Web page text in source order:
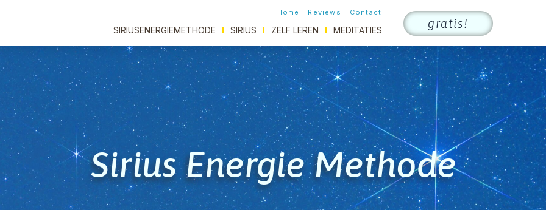
Home Reviews Contact
SIRIUSENERGIEMETHODE SIRIUS ZELF LEREN MEDITATIES gratis!
Sirius Energie Methode